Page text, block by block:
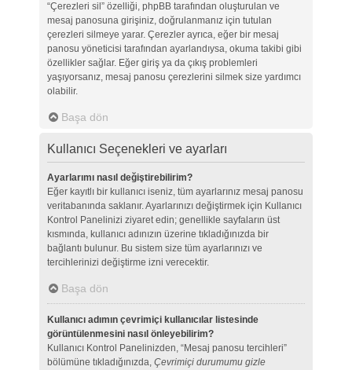
“Çerezleri sil” özelliği, phpBB tarafından oluşturulan ve
mesaj panosuna girişiniz, doğrulanmanız için tutulan
çerezleri silmeye yarar. Çerezler ayrıca, eğer bir mesaj
panosu yöneticisi tarafından ayarlandıysa, okuma takibi gibi
özellikler sağlar. Eğer giriş ya da çıkış problemleri
yaşıyorsanız, mesaj panosu çerezlerini silmek size yardımcı
olabilir.
Başa dön
Kullanıcı Seçenekleri ve ayarları
Ayarlarımı nasıl değiştirebilirim?
Eğer kayıtlı bir kullanıcı iseniz, tüm ayarlarınız mesaj panosu
veritabanında saklanır. Ayarlarınızı değiştirmek için Kullanıcı
Kontrol Panelinizi ziyaret edin; genellikle sayfaların üst
kısmında, kullanıcı adınızın üzerine tıkladığınızda bir
bağlantı bulunur. Bu sistem size tüm ayarlarınızı ve
tercihlerinizi değiştirme izni verecektir.
Başa dön
Kullanıcı adımın çevrimiçi kullanıcılar listesinde
görüntülenmesini nasıl önleyebilirim?
Kullanıcı Kontrol Panelinizden, “Mesaj panosu tercihleri”
bölümüne tıkladığınızda, Çevrimiçi durumumu gizle